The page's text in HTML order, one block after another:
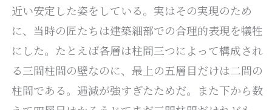
近い安定した姿をしている。実はその実現のため
に、当時の匠たちは建築細部での合理的表現を犠牲
にした。たとえば各層は柱間三つによって構成され
る三間柱間の壁なのに、最上の五層目だけは二間の
柱間である。逓減が強すぎたためだ。また下から数